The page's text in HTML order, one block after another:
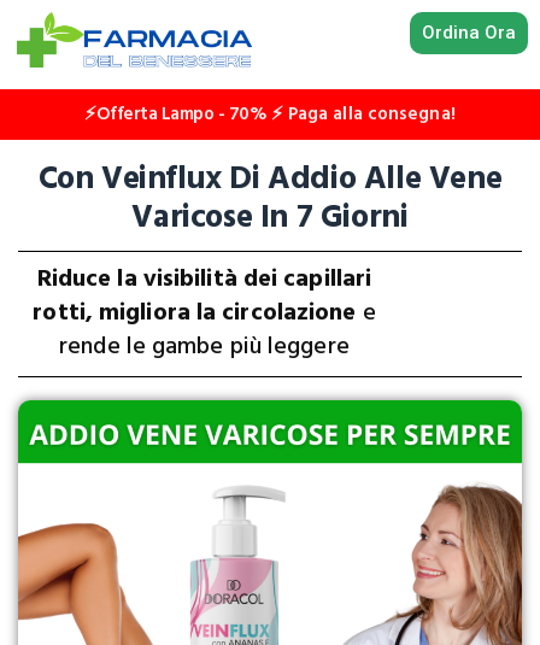
Ordina Ora
⚡Offerta Lampo - 70%⚡ Paga alla consegna!
Con Veinflux Di Addio Alle Vene
Varicose In 7 Giorni
Riduce la visibilità dei capillari
rotti, migliora la circolazione e
rende le gambe più leggere